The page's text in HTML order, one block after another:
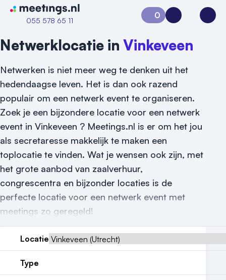
Naar home van Meetings
055 578 65 11
Locatiegids
Meld locatie aan
0
Aanvraag 0Inloggen
Netwerklocatie in Vinkeveen
Netwerken is niet meer weg te denken uit het
hedendaagse leven. Het is dan ook razend
populair om een netwerk event te organiseren.
Zoek je een bijzondere locatie voor een netwerk
event in Vinkeveen ? Meetings.nl is er om het jou
als secretaresse makkelijk te maken een
toplocatie te vinden. Wat je wensen ook zijn, met
het grote aanbod van zaalverhuur,
congrescentra en bijzonder locaties is de
perfecte locatie voor een netwerk event met
meetings zo geregeld!
Locatie
Type